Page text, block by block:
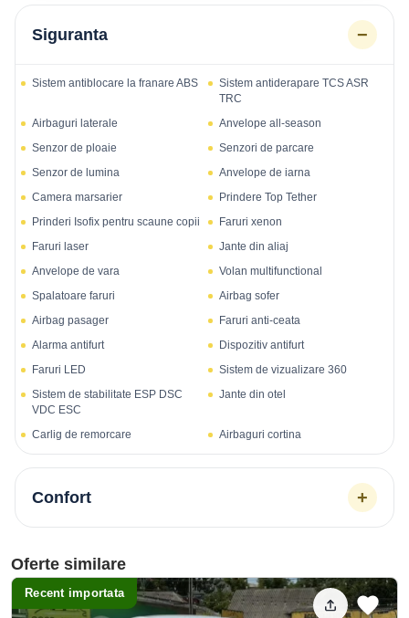
Siguranta −
Sistem antiblocare la franare ABS
Sistem antiderapare TCS ASR
TRC
Airbaguri laterale
Anvelope all-season
Senzor de ploaie
Senzori de parcare
Senzor de lumina
Anvelope de iarna
Camera marsarier
Prindere Top Tether
Prinderi Isofix pentru scaune copii
Faruri xenon
Faruri laser
Jante din aliaj
Anvelope de vara
Volan multifunctional
Spalatoare faruri
Airbag sofer
Airbag pasager
Faruri anti-ceata
Alarma antifurt
Dispozitiv antifurt
Faruri LED
Sistem de vizualizare 360
Sistem de stabilitate ESP DSC
VDC ESC
Jante din otel
Carlig de remorcare Airbaguri cortina
Confort +
Oferte similare
Recent importata